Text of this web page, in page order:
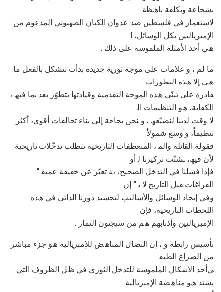
ﺑﺸﺠﺎﻋﺔ وﺑﻜﻠﻔﺔ ﺑﺎھﻈﺔ
ﻻﺳﺘﻌﻤﺎر ﻓﻲ ﻓﻠﺴﻄﯿﻦ ﺿﺪ ﻋﺪوان اﻟﻜﯿﺎن اﻟﺼﮭﯿﻮﻧﻲ اﻟﻤﺪﻋﻮم ﻣﻦ
اﻹﻣﺒﺮﯾﺎﻟﯿﯿﻦ ﺑﻜﻞ اﻟﻮﺳﺎﺋﻞ، ا
. ھﻲ أﺣﺪ اﻷﻣﺜﻠﺔ اﻟﻤﻠﻤﻮﺳﺔ ﻋﻠﻰ ذﻟﻚ
ﻣﺎ ﻟﻢ ، و ﻋﻼﻣﺎت ﻋﻠﻰ ﻣﻮﺟﺔ ﺛﻮرﯾﺔ ﺟﺪﯾﺪة ﺑﺪأت ﺗﺘﺸﻜﻞ ﺑﺎﻟﻔﻌﻞ ﻣﺎ
ھﻲ إﻻ ھﺬه اﻟﺘﻄﻮرات
، ﻘﺎدرة ﻋﻠﻰ ﺗﺒﻨّﻲ ھﺬه اﻟﻤﻮﺟﺔ اﻟﺘﻘﺪﻣﯿﺔ وﻗﯿﺎدﺗﮭﺎ ﯾﺘﻄﻮّر ﺑﻌﺪ ﺑﻤﺎ ﻓﯿﮫ
اﻟﻜﻔﺎﯾﺔ، ھﻮ اﻟﺘﻨﻈﯿﻤﺎت اﻟ
ﻻ وﻗﺖ ﻟﺪﯾﻨﺎ ﻟﻨﻀﯿّﻌﮫ ، و ﻨﺤﻦ ﺑﺤﺎﺟﺔ إﻟﻰ ﺑﻨﺎء ﺗﺤﺎﻟﻔﺎت أﻗﻮى، أﻛﺜﺮ
ﺗﻨﻈﯿﻤﺎً، وأوﺳﻊ ﺷﻤﻮﻻً
ﻓﻘﻮﻟﺔ اﻟﻘﺎﺋﻠﺔ واﻟﻤ ، اﻟﻤﻨﻌﻄﻔﺎت اﻟﺘﺎرﯾﺨﯿﺔ ﺗﺘﻄﻠﺐ ﺗﺪﺧّﻼت ﺗﺎرﯾﺨﯿﺔ
ﻷن ﻓﯿﮫ، ﻨﺸﺘّﺖ ﺗﺮﻛﯿﺰﻧﺎ ﻟ أو
ﻓﺈذا ﻓﺸﻠﻨﺎ ﻓﻲ اﻟﺘﺪﺧﻞ اﻟﺼﺤﯿﺢ، ،ﺔ ﺗﻌﺒّﺮ ﻋﻦ ﺣﻘﯿﻘﺔ ﻋﻤﯿﻘ “
اﻟﻔﺮاﻏﺎت ﻘﺒﻞ اﻟﺘﺎرﯾﺦ ﻻ ﯾ ” إن
وﻓﻲ إﯾﺠﺎد اﻟﻮﺳﺎﺋﻞ واﻷﺳﺎﻟﯿﺐ ﻟﺘﺠﺴﯿﺪ دورﻧﺎ اﻟﺬاﺗﻲ ﻓﻲ ھﺬه
اﻟﻠﺤﻈﺎت اﻟﺘﺎرﯾﺨﯿﺔ، ﻓﺈن
. اﻹﻣﺒﺮﯾﺎﻟﯿﯿﻦ وأذﻧﺎﺑﮭﻢ ھﻢ ﻣﻦ ﺳﯿﺠﻨﻮن اﻟﺜﻤﺎر
ﺗﺄﺳﯿﺲ راﺑﻄﺔ و ، إن اﻟﻨﻀﺎل اﻟﻤﻨﺎھﺾ ﻟﻺﻣﺒﺮﯾﺎﻟﯿﺔ ھﻮ ﺟﺰء ﻣﺒﺎﺷﺮ
ﻣﻦ اﻟﺼﺮاع اﻟﻄﺒﻘ
ﻲأﺣﺪ اﻷﺷﻜﺎل اﻟﻤﻠﻤﻮﺳﺔ ﻟﻠﺘﺪﺧﻞ اﻟﺜﻮري ﻓﻲ ظﻞ اﻟﻈﺮوف اﻟﺘﻲ
ﯾﺸﺘﺪ ھﻮ ﻣﻨﺎھﻀﺔ اﻹﻣﺒﺮﯾﺎﻟﯿﺔ